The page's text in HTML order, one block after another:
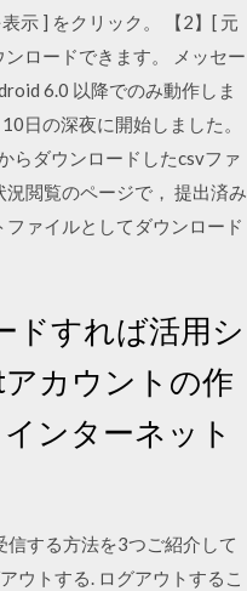
示 ] をクリック。 【2】[ 元
ロードできます。 メッセー
6.0 以降でのみ動作しま
日の深夜に開始しました。
らダウンロードしたcsvファ
閲覧のページで， 提出済み
ァイルとしてダウンロード
ドすれば活用シ
カウントの作
ンターネット
する方法を3つご紹介して
ウトする. ログアウトするこ